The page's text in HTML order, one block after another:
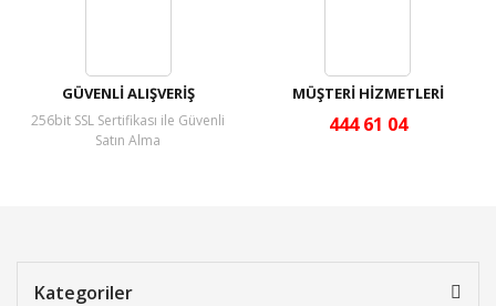
GÜVENLİ ALIŞVERİŞ
256bit SSL Sertifikası ile Güvenli
Satın Alma
MÜŞTERİ HİZMETLERİ
444 61 04
Kategoriler